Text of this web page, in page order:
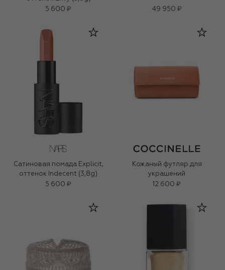
5 600 ₽
49 950 ₽
Сатиновая помада Explicit,
оттенок Indecent (3,8g)
5 600 ₽
Кожаный футляр для
украшений
12 600 ₽